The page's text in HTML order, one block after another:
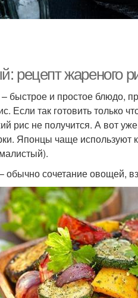
рецепт жареного
быстрое и простое блюдо,
Если так готовить только
рис не получится. А вот
Японцы чаще используют
сочетание овощей,